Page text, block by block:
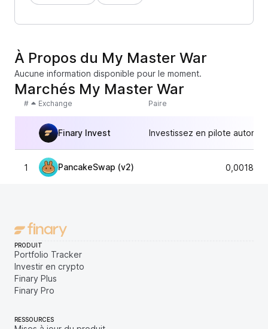
À Propos du My Master War
Aucune information disponible pour le moment.
Marchés My Master War
# Exchange Paire
Finary Invest Investissez en pilote
1 PancakeSwap (v2)
PRODUIT
Portfolio Tracker
Investir en crypto
Finary Plus
Finary Pro
RESSOURCES